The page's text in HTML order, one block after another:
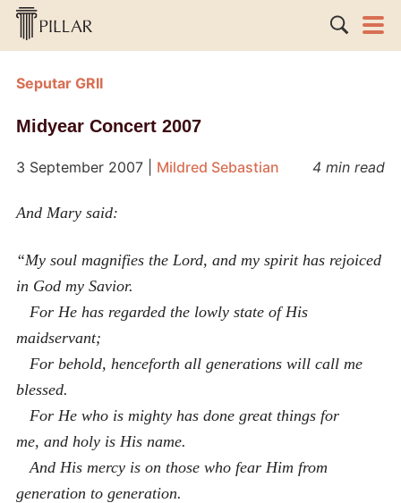
Seputar GRII
Midyear Concert 2007
3 September 2007| Mildred Sebastian 4 min read
And Mary said:
“My soul magnifies the Lord, and my spirit has rejoiced
in God my Savior.
For He has regarded the lowly state of His
maidservant;
For behold, henceforth all generations will call me
blessed.
For He who is mighty has done great things for
me, and holy is His name.
And His mercy is on those who fear Him from
generation to generation.